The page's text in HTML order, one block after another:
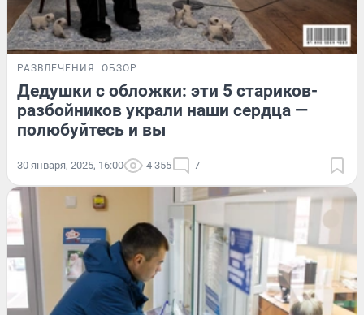
РАЗВЛЕЧЕНИЯ ОБЗОР
Дедушки с обложки: эти 5 стариков-
разбойников украли наши сердца —
полюбуйтесь и вы
30 января, 2025, 16:00 4 355 7